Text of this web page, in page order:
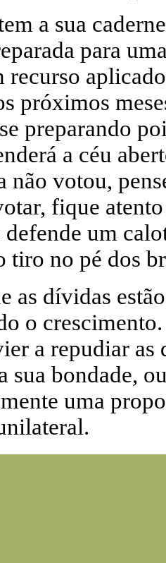
a sua
para
recurso
próximos
preparando
a céu
não votou,
fique
defende um
tiro no pé dos
as dívidas
o
a repudiar
sua bondade,
uma